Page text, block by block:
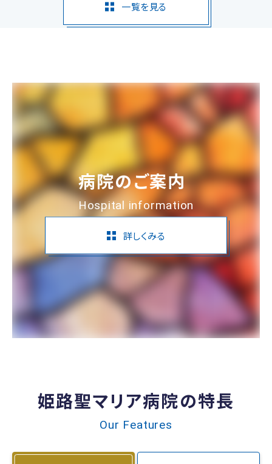
一覧を見る
病院のご案内
Hospital information
詳しくみる
姫路聖マリア病院の特長
Our Features